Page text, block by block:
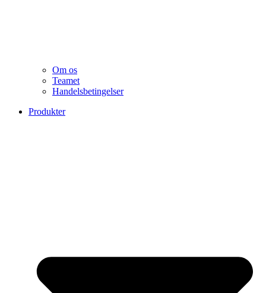
Om os
Teamet
Handelsbetingelser
Produkter